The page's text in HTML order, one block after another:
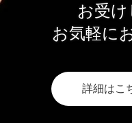
お受け
お気軽に
詳細はこ